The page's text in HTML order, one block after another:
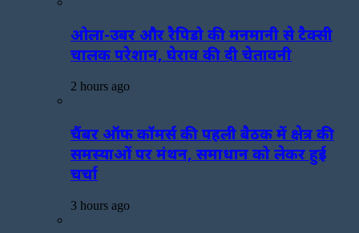
ओला-उबर और रैपिडो की मनमानी से टैक्सी
चालक परेशान, घेराव की दी चेतावनी
2 hours ago
चैंबर ऑफ कॉमर्स की पहली बैठक में क्षेत्र की
समस्याओं पर मंथन, समाधान को लेकर हुई
चर्चा
3 hours ago